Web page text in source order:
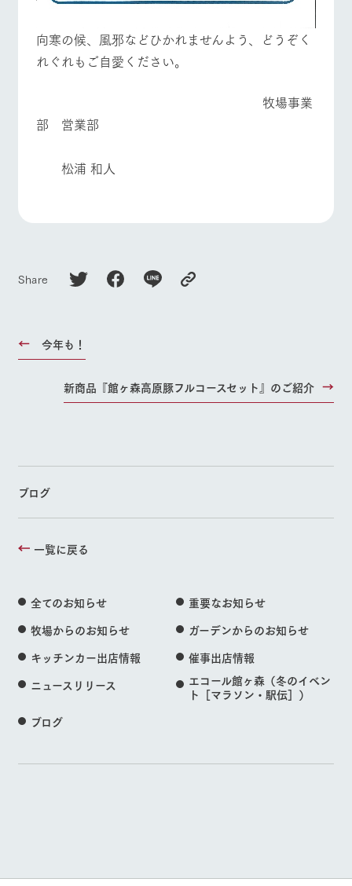
向寒の候、風邪などひかれませんよう、どうぞく
れぐれもご自愛ください。
牧場事業
部 営業部
松浦 和人
Share
今年も！
新商品『館ヶ森高原豚フルコースセット』のご紹介
ブログ
一覧に戻る
全てのお知らせ
重要なお知らせ
牧場からのお知らせ
ガーデンからのお知らせ
キッチンカー出店情報
催事出店情報
ニュースリリース
エコール館ヶ森（冬のイベン
ト［マラソン・駅伝］）
ブログ